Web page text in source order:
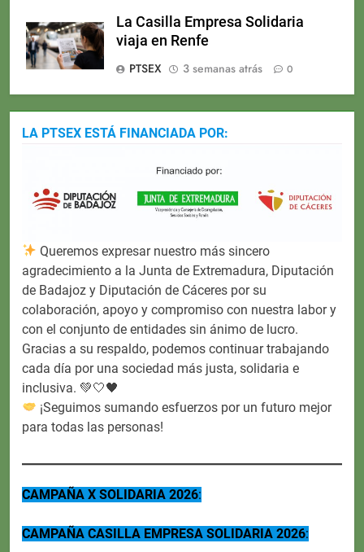
La Casilla Empresa Solidaria
viaja en Renfe
PTSEX
3 semanas atrás 0
LA PTSEX ESTÁ FINANCIADA POR:
Queremos expresar nuestro más sincero
agradecimiento a la Junta de Extremadura, Diputación
de Badajoz y Diputación de Cáceres por su
colaboración, apoyo y compromiso con nuestra labor y
con el conjunto de entidades sin ánimo de lucro.
Gracias a su respaldo, podemos continuar trabajando
cada día por una sociedad más justa, solidaria e
inclusiva. 💚🤍🖤
¡Seguimos sumando esfuerzos por un futuro mejor
para todas las personas!
CAMPAÑA X SOLIDARIA 2026:
CAMPAÑA CASILLA EMPRESA SOLIDARIA 2026: